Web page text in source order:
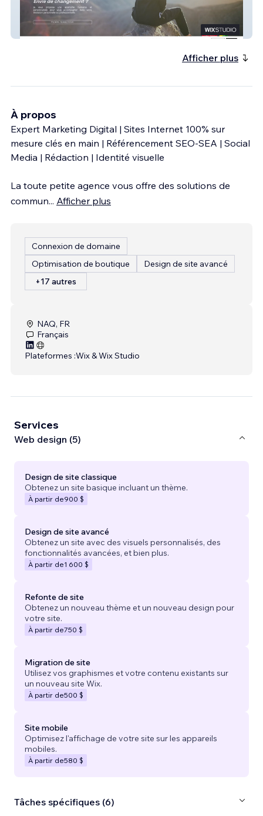
Afficher plus
À propos
Expert Marketing Digital | Sites Internet 100% sur
mesure clés en main | Référencement SEO-SEA | Social
Media | Rédaction | Identité visuelle
La toute petite agence vous offre des solutions de
commun... Afficher plus
Connexion de domaine
Optimisation de boutique
Design de site avancé
+17 autres
NAQ, FR
Français
Plateformes :Wix & Wix Studio
Services
Web design (5)
Design de site classique
Obtenez un site basique incluant un thème.
À partir de900 $
Design de site avancé
Obtenez un site avec des visuels personnalisés, des
fonctionnalités avancées, et bien plus.
À partir de1 600 $
Refonte de site
Obtenez un nouveau thème et un nouveau design pour
votre site.
À partir de750 $
Migration de site
Utilisez vos graphismes et votre contenu existants sur
un nouveau site Wix.
À partir de500 $
Site mobile
Optimisez l'affichage de votre site sur les appareils
mobiles.
À partir de580 $
Tâches spécifiques (6)